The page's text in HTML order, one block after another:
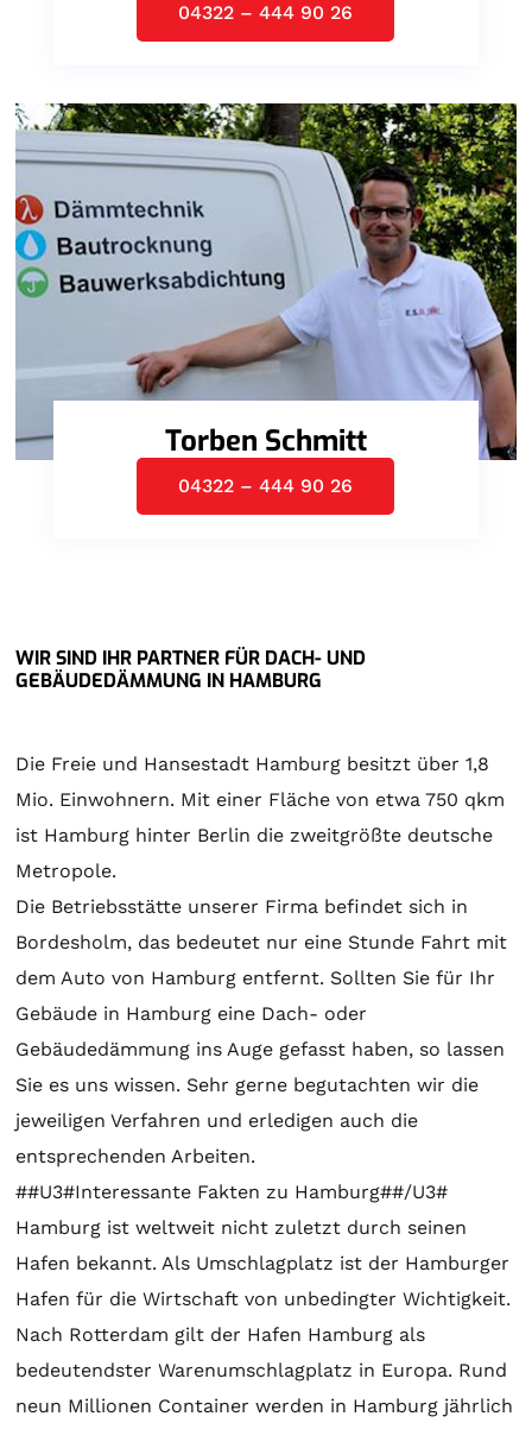
04322 – 444 90 26
Torben Schmitt
04322 – 444 90 26
WIR SIND IHR PARTNER FÜR DACH- UND
GEBÄUDEDÄMMUNG IN HAMBURG
Die Freie und Hansestadt Hamburg besitzt über 1,8
Mio. Einwohnern. Mit einer Fläche von etwa 750 qkm
ist Hamburg hinter Berlin die zweitgrößte deutsche
Metropole.
Die Betriebsstätte unserer Firma befindet sich in
Bordesholm, das bedeutet nur eine Stunde Fahrt mit
dem Auto von Hamburg entfernt. Sollten Sie für Ihr
Gebäude in Hamburg eine Dach- oder
Gebäudedämmung ins Auge gefasst haben, so lassen
Sie es uns wissen. Sehr gerne begutachten wir die
jeweiligen Verfahren und erledigen auch die
entsprechenden Arbeiten.
##U3#Interessante Fakten zu Hamburg##/U3#
Hamburg ist weltweit nicht zuletzt durch seinen
Hafen bekannt. Als Umschlagplatz ist der Hamburger
Hafen für die Wirtschaft von unbedingter Wichtigkeit.
Nach Rotterdam gilt der Hafen Hamburg als
bedeutendster Warenumschlagplatz in Europa. Rund
neun Millionen Container werden in Hamburg jährlich